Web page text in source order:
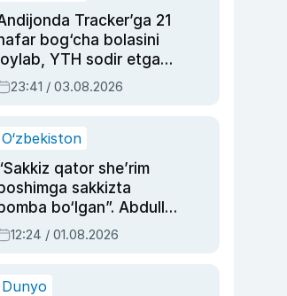
Tracker’ga 21
bog‘cha bolasini
YTH sodir etgan
sud hukmi o‘qildi
23:41 / 03.08.2026
O‘zbekiston
qator she’rim
sakkizta
bo‘lgan”. Abdulla
siyosiy
asrab
12:24 / 01.08.2026
Dunyo